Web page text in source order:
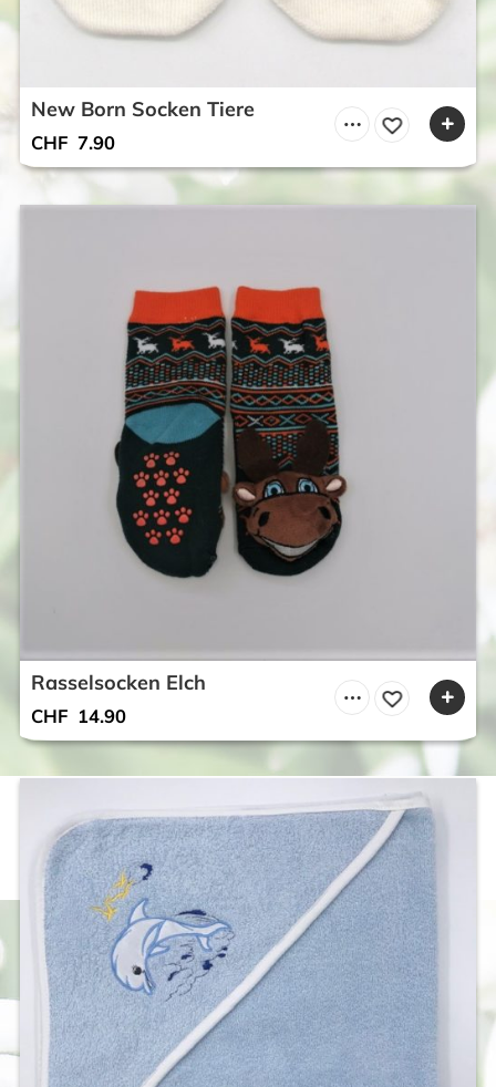
New Born Socken Tiere
CHF 7.90
Rasselsocken Elch
CHF 14.90